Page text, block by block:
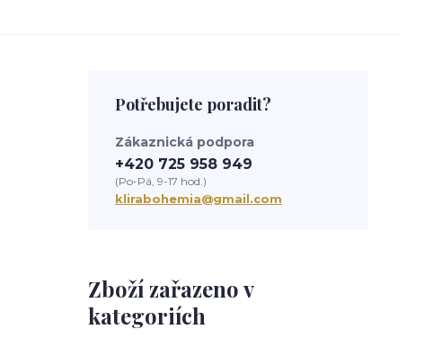
Zboží zařazeno v
kategoriích
Potřebujete poradit?
Zákaznická podpora
+420 725 958 949
(Po-Pá, 9-17 hod.)
klirabohemia@gmail.com